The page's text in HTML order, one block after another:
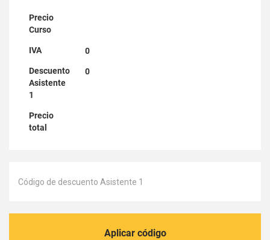
Precio
Curso
IVA 0
Descuento
Asistente
1
0
Precio
total
Aplicar código